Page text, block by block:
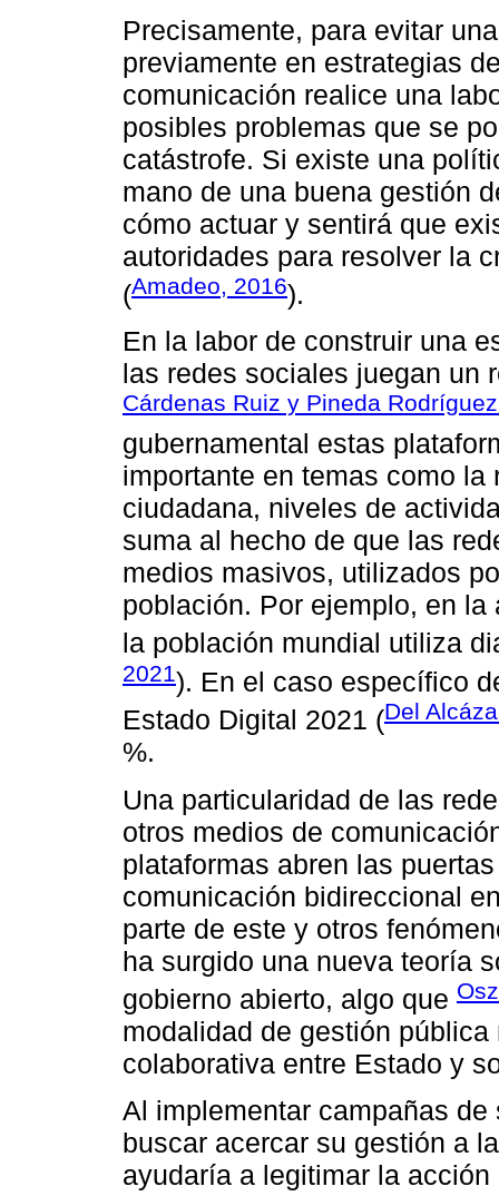
Precisamente, para evitar
previamente en estrategias
comunicación realice una
posibles problemas que se
catástrofe. Si existe una
mano de una buena gestión
cómo actuar y sentirá que
autoridades para resolver la
(Amadeo, 2016).
En la labor de construir una
las redes sociales juegan un
Cárdenas Ruiz y Pineda
gubernamental estas
importante en temas como
ciudadana, niveles de
suma al hecho de que las
medios masivos, utilizados
población. Por ejemplo, en
la población mundial utiliza
2021). En el caso específico
Estado Digital 2021 (Del
%.
Una particularidad de las
otros medios de
plataformas abren las
comunicación bidireccional
parte de este y otros
ha surgido una nueva teoría
gobierno abierto, algo que
modalidad de gestión
colaborativa entre Estado y
Al implementar campañas
buscar acercar su gestión a
ayudaría a legitimar la